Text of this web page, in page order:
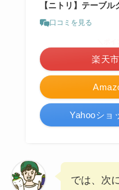
【ニトリ】テーブ
口コミを見る
楽天
Yahooショ
では、次